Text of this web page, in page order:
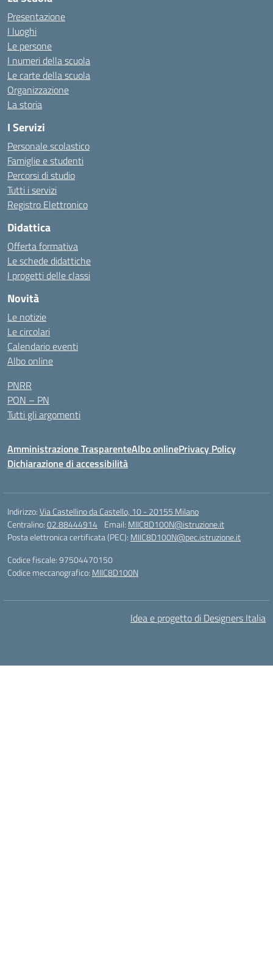
Presentazione
I luoghi
Le persone
I numeri della scuola
Le carte della scuola
Organizzazione
La storia
I Servizi
Personale scolastico
Famiglie e studenti
Percorsi di studio
Tutti i servizi
Registro Elettronico
Didattica
Offerta formativa
Le schede didattiche
I progetti delle classi
Novità
Le notizie
Le circolari
Calendario eventi
Albo online
PNRR
PON – PN
Tutti gli argomenti
Amministrazione TrasparenteAlbo onlinePrivacy Policy
Dichiarazione di accessibilità
Indirizzo:Via Castellino da Castello, 10 - 20155 Milano
Centralino:02.88444914 Email: MIIC8D100N@istruzione.it
Posta elettronica certificata (PEC): MIIC8D100N@pec.istruzione.it
Codice fiscale: 97504470150
Codice meccanografico: MIIC8D100N
Idea e progetto di Designers Italia